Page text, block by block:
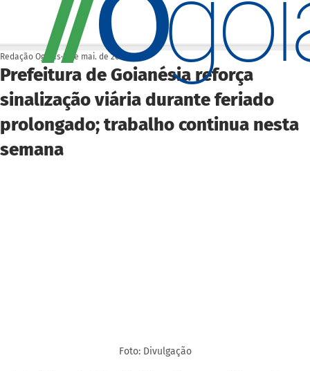
Prefeitura de Goianésia reforça
sinalização viária durante feriado
prolongado; trabalho continua nesta
semana
Redação Ogoiás 5 de mai. de 2025
Foto: Divulgação